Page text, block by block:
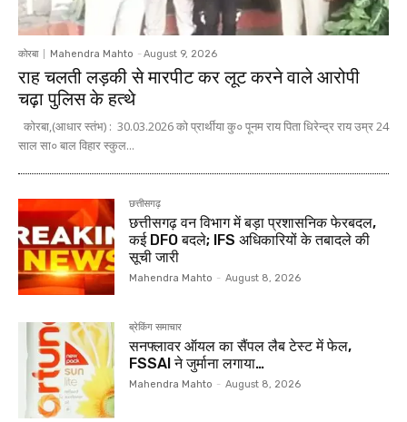
कोरबा Mahendra Mahto - August 9, 2026
राह चलती लड़की से मारपीट कर लूट करने वाले आरोपी
चढ़ा पुलिस के हत्थे
कोरबा,(आधार स्तंभ) : 30.03.2026 को प्रार्थीया कु० पूनम राय पिता धिरेन्द्र राय उम्र 24
साल सा० बाल विहार स्कुल...
छत्तीसगढ़
छत्तीसगढ़ वन विभाग में बड़ा प्रशासनिक फेरबदल,
कई DFO बदले; IFS अधिकारियों के तबादले की
सूची जारी
Mahendra Mahto - August 8, 2026
ब्रेकिंग समाचार
सनफ्लावर ऑयल का सैंपल लैब टेस्ट में फेल,
FSSAI ने जुर्माना लगाया…
Mahendra Mahto - August 8, 2026